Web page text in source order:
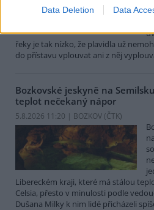
Data Deletion Data
řeky je tak nízko, že plavidla už
do přístavu vplouvat ani z něj
Bozkovské jeskyně na
teplot nečekaný nápor
5.8.2026 11:20 | BOZKOV (ČTK)
Libereckém kraji, které má stálou
Celsia, přesto v minulosti podle
Dušana Milky k nim lidé přicházeli